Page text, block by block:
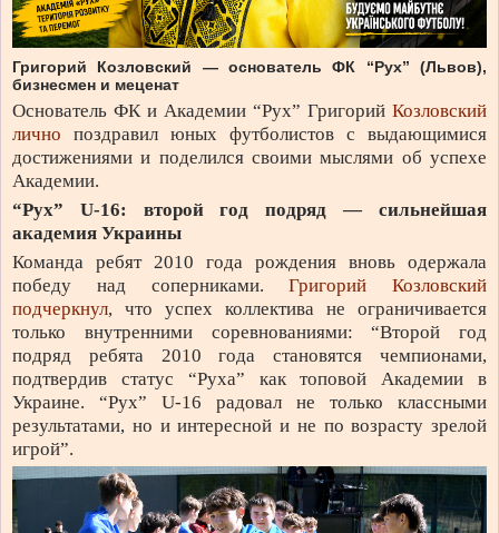
Григорий Козловский — основатель ФК “Рух” (Львов),
бизнесмен и меценат
Основатель ФК и Академии “Рух” Григорий Козловский
лично поздравил юных футболистов с выдающимися
достижениями и поделился своими мыслями об успехе
Академии.
“Рух” U-16: второй год подряд — сильнейшая
академия Украины
Команда ребят 2010 года рождения вновь одержала
победу над соперниками.Григорий Козловский
подчеркнул, что успех коллектива не ограничивается
только внутренними соревнованиями: “Второй год
подряд ребята 2010 года становятся чемпионами,
подтвердив статус “Руха” как топовой Академии в
Украине. “Рух” U-16 радовал не только классными
результатами, но и интересной и не по возрасту зрелой
игрой”.